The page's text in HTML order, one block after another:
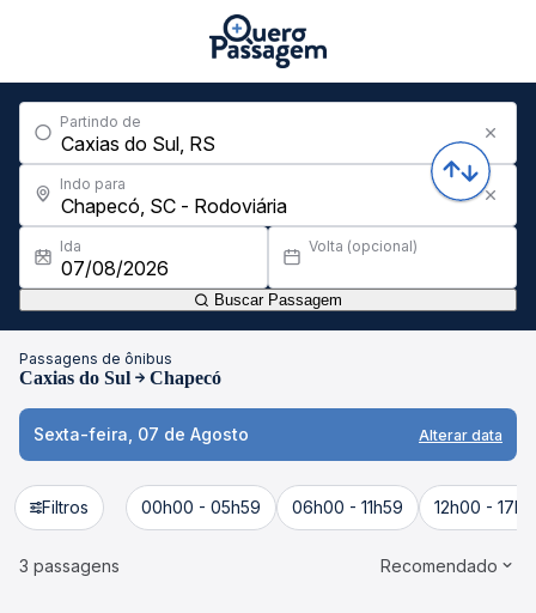
Partindo de
Indo para
Ida Volta (opcional)
Buscar Passagem
Passagens de ônibus
Caxias do Sul Chapecó
Sexta-feira, 07 de Agosto Alterar data
Filtros 00h00 - 05h59 06h00 - 11h59 12h00 -
3 passagens Recomendado